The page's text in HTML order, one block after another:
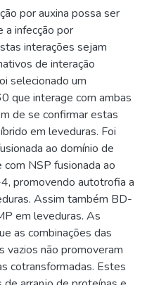
por auxina possa ser
a infecção por
interações sejam
de interação
selecionado um
que interage com ambas
de se confirmar estas
em leveduras. Foi
ao domínio de
NSP fusionada ao
promovendo autotrofia a
Assim também BD-
em leveduras. As
as combinações das
vazios não promoveram
cotransformadas. Estes